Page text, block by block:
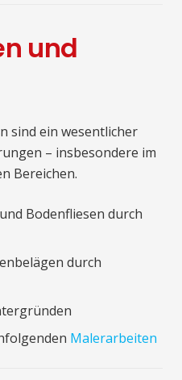
und
sind ein wesentlicher
– insbesondere im
Bereichen.
Bodenfliesen durch
durch
Malerarbeiten